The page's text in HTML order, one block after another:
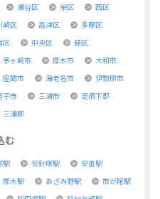
瀬谷区 栄区
西区
崎区 高津区
多摩区
区 中央区
緑区
茅ヶ崎市 厚木市
大和市
座間市 海老名市
伊勢原市
子市 三浦市
足柄下郡
三浦郡
む
駅 安針塚駅
安善駅
厚木駅 あざみ野駅
市が尾駅